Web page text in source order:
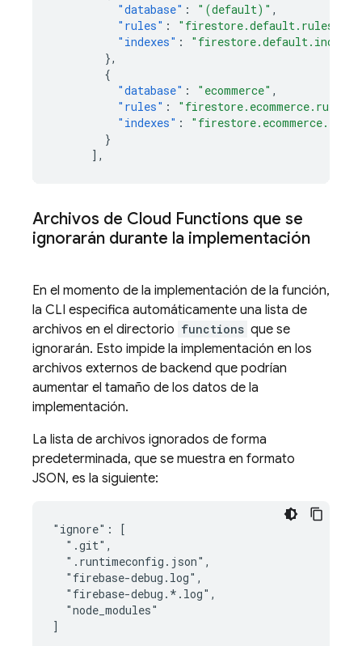
"database" : "(default)" ,
"rules" : "firestore.default.rules"
"indexes" :
},
{
"database" : "ecommerce" ,
"rules" : "firestore.ecommerce.rules"
"indexes" :
}
],
Archivos de Cloud Functions que se
ignorarán durante la implementación
En el momento de la implementación de la función,
la CLI especifica automáticamente una lista de
archivos en el directorio functions que se
ignorarán. Esto impide la implementación en los
archivos externos de backend que podrían
aumentar el tamaño de los datos de la
implementación.
La lista de archivos ignorados de forma
predeterminada, que se muestra en formato
JSON, es la siguiente:
"ignore": [
  ".git",
  ".runtimeconfig.json",
  "firebase-debug.log",
  "firebase-debug.*.log",
  "node_modules"